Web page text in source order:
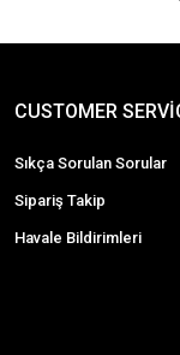
CUSTOMER
Sıkça Sorulan Sorular
Sipariş Takip
Havale Bildirimleri